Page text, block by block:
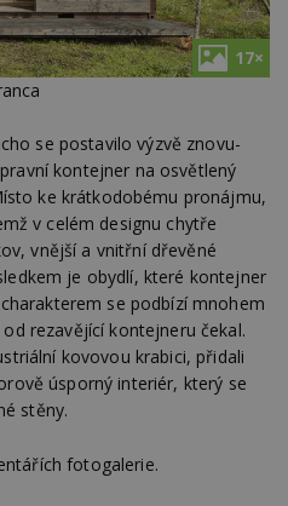
17×
se postavilo výzvě znovu-
kontejner na osvětlený
ke krátkodobému pronájmu,
v celém designu chytře
vnější a vnitřní dřevěné
je obydlí, které kontejner
se podbízí mnohem
rezavějící kontejneru čekal.
kovovou krabici, přidali
úsporný interiér, který se
stěny.
fotogalerie.